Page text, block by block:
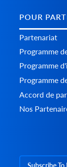
POUR
Partenariat
Programme
Programme
Programme
Accord de
Nos
Subscribe